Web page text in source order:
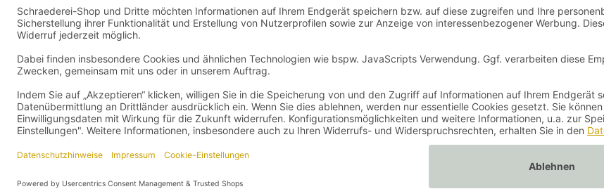
Widerrufsbelehrung
Datenschutzerklärung
Vertrag widerrufen